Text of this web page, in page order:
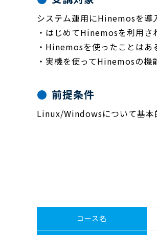
システム運用にHinemosを導
・はじめてHinemosを利用さ
・Hinemosを使ったことは
・実機を使ってHinemosの機
前提条件
Linux/Windowsについて基本
コース名